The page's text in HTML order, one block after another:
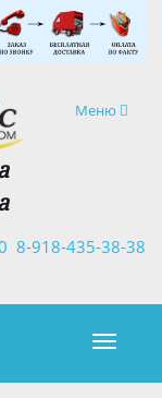
Навигация
Меню
8-918-435-38-38
×